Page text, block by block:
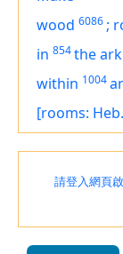
wood 6086 ;
in 854the ark
within 1004
[rooms:
請登入網頁